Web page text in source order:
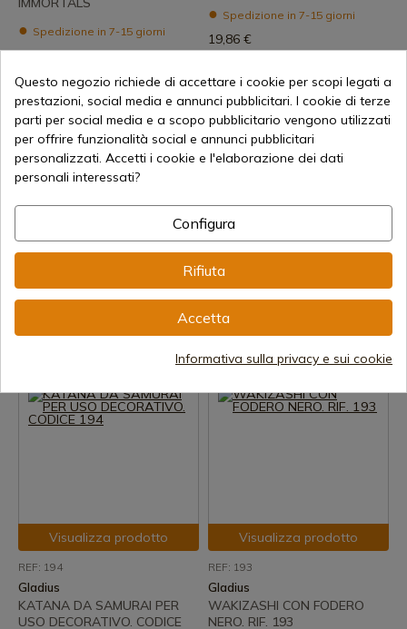
Spedizione in 7-15 giorni
204,00 €
Spedizione in 7-15 giorni
19,86 €
KATANA GIAPPONESE
Gladius
WAKIZASHI GIAPPONESE
CON FODERO BLU. RIF. 195
51,16 €
Visualizza prodotto
REF: 194
Gladius
KATANA DA SAMURAI PER
USO DECORATIVO. CODICE
Visualizza prodotto
REF: 193
Gladius
WAKIZASHI CON FODERO
NERO. RIF. 193
Questo negozio richiede di accettare i cookie per scopi legati a
prestazioni, social media e annunci pubblicitari. I cookie di terze
parti per social media e a scopo pubblicitario vengono utilizzati
per offrire funzionalità social e annunci pubblicitari
personalizzati. Accetti i cookie e l'elaborazione dei dati
personali interessati?
Configura
Rifiuta
Accetta
Informativa sulla privacy e sui cookie